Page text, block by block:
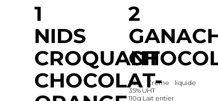
1
NIDS
CROQUANT
CHOCOLAT-
2
110g Crème liquide
35% UHT
110g Lait entier